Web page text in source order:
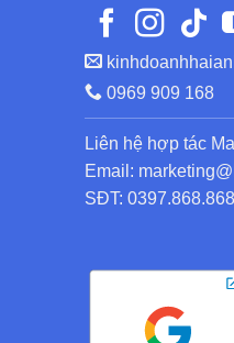
0969 909 168
Liên hệ hợp tác
Email:
SĐT: 0397.868.868